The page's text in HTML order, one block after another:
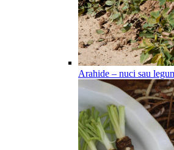
Arahide – nuci sau